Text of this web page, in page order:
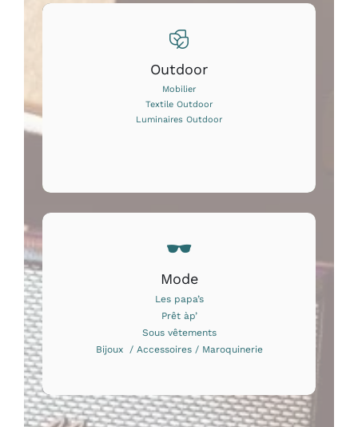
Outdoor
Mobilier
Textile Outdoor
Luminaires Outdoor
Mode
Les papa’s
Prêt àp’
Sous vêtements
Bijoux / Accessoires / Maroquinerie